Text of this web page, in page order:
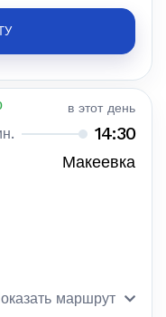
в этот день
14:30
Макеевка
маршрут